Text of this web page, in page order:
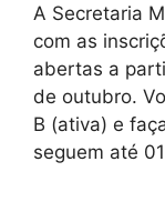
A Secretaria
com as
abertas a
de outubro.
B (ativa) e
seguem até